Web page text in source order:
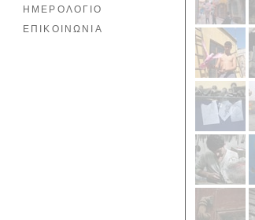
ΗΜΕΡΟΛΟΓΙΟ
ΕΠΙΚΟΙΝΩΝΙΑ